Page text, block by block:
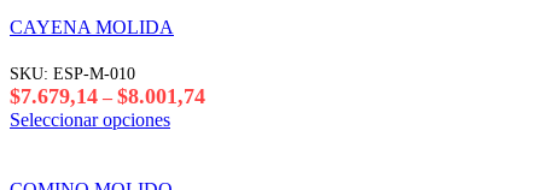
la
producto
varias
opciones
se
pueden
CAYENA MOLIDA
SKU: ESP-M-010
$7.679,14 – $8.001,74
Seleccionar opcionesEste
varias